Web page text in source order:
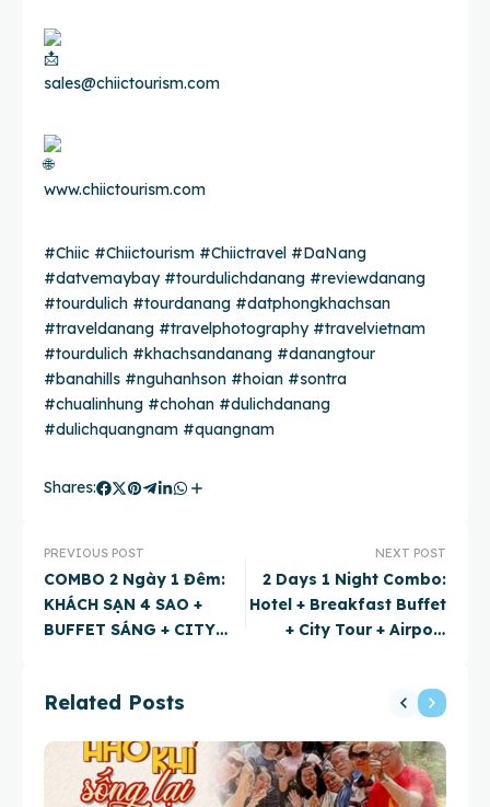
sales@chiictourism.com
www.chiictourism.com
#Chiic #Chiictourism #Chiictravel #DaNang
#datvemaybay #tourdulichdanang #reviewdanang
#tourdulich #tourdanang #datphongkhachsan
#traveldanang #travelphotography #travelvietnam
#tourdulich #khachsandanang #danangtour
#banahills #nguhanhson #hoian #sontra
#chualinhung #chohan #dulichdanang
#dulichquangnam #quangnam
Shares:
PREVIOUS POST
COMBO 2 Ngày 1 Đêm:
KHÁCH SẠN 4 SAO +
BUFFET SÁNG + CITY
NEXT POST
2 Days 1 Night Combo:
Hotel + Breakfast Buffet
+ City Tour + Airport
Nang
Related Posts